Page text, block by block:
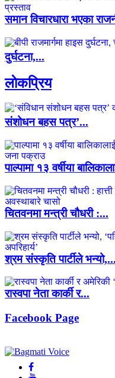
समान विचारधारा भएका
दुर्घटना,...
लाेकप्रिय
संशोधन बहस पत्र’...
पाल्पामा १३ वर्षीया
चितवनमा मन्त्री चौधरी :...
श्रम संस्कृति पार्टीले भन्यो,...
रास्वपा नेता कार्की र...
Facebook Page